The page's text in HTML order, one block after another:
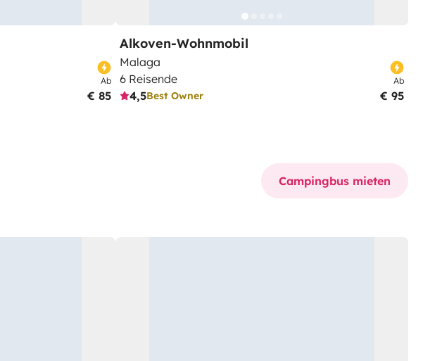
Ab
€ 85
Alkoven-Wohnmobil
Malaga
6 Reisende
4,5Best Owner
Ab
€ 95
Campingbus mieten